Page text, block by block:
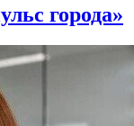
города»